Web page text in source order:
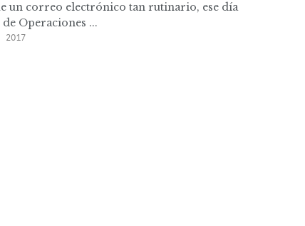
un correo electrónico tan rutinario, ese día
Operaciones ...
2017